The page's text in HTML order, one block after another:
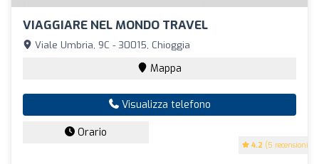
VIAGGIARE NEL MONDO TRAVEL
4.2 (5 recensioni)
Viale Umbria, 9C - 30015, Chioggia
Mappa
Visualizza telefono
Orario